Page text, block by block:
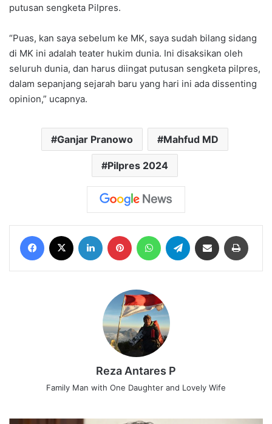
putusan sengketa Pilpres.
“Puas, kan saya sebelum ke MK, saya sudah bilang sidang
di MK ini adalah teater hukim dunia. Ini disaksikan oleh
seluruh dunia, dan harus diingat putusan sengketa pilpres,
dalam sepanjang sejarah baru yang hari ini ada dissenting
opinion,” ucapnya.
Ganjar Pranowo Mahfud MD
Pilpres 2024
Facebook LinkedIn Pinterest WhatsAppTelegram Share via Email
Reza Antares P
Family Man with One Daughter and Lovely Wife